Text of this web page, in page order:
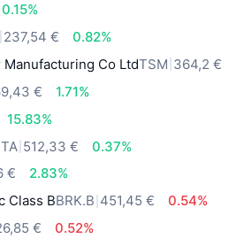
0.15%
237,54 €
0.82%
Co LtdTSM 364,2 €
€
1.71%
15.83%
512,33 €
0.37%
€
2.83%
Class BBRK.B 451,45 €
0.54%
€
0.52%